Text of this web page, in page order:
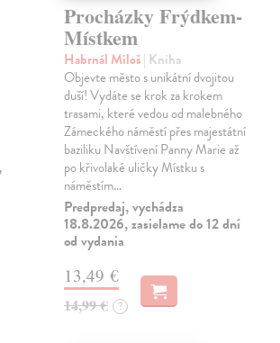
Procházky Frýdkem-
Místkem
Habrnál Miloš| Kniha
Objevte město s unikátní dvojitou
duší! Vydáte se krok za krokem
trasami, které vedou od malebného
Zámeckého náměstí přes majestátní
baziliku Navštívení Panny Marie až
po křivolaké uličky Místku s
náměstím…
Predpredaj, vychádza
18.8.2026, zasielame do 12 dní
od vydania
13,49 €
14,99 € ?